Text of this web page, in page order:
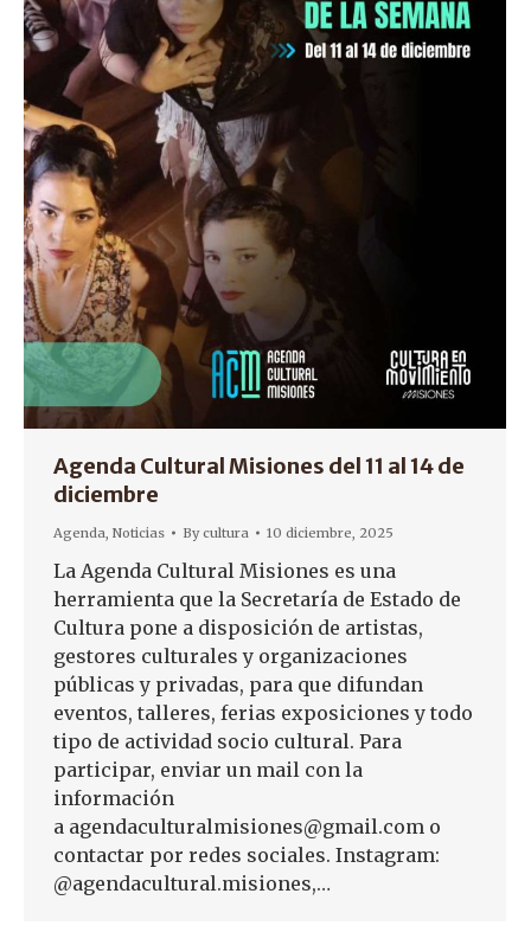
Agenda Cultural Misiones del 11 al 14 de
diciembre
Agenda Noticias Bycultura 10 diciembre, 2025
La Agenda Cultural Misiones es una
herramienta que la Secretaría de Estado de
Cultura pone a disposición de artistas,
gestores culturales y organizaciones
públicas y privadas, para que difundan
eventos, talleres, ferias exposiciones y todo
tipo de actividad socio cultural. Para
participar, enviar un mail con la
información
a agendaculturalmisiones@gmail.com o
contactar por redes sociales. Instagram:
@agendacultural.misiones,…